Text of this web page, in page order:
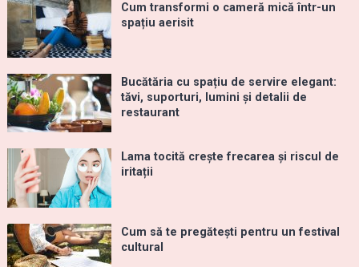
Cum transformi o cameră mică într-un
spațiu aerisit
Bucătăria cu spațiu de servire elegant:
tăvi, suporturi, lumini și detalii de
restaurant
Lama tocită crește frecarea și riscul de
iritații
Cum să te pregătești pentru un festival
cultural